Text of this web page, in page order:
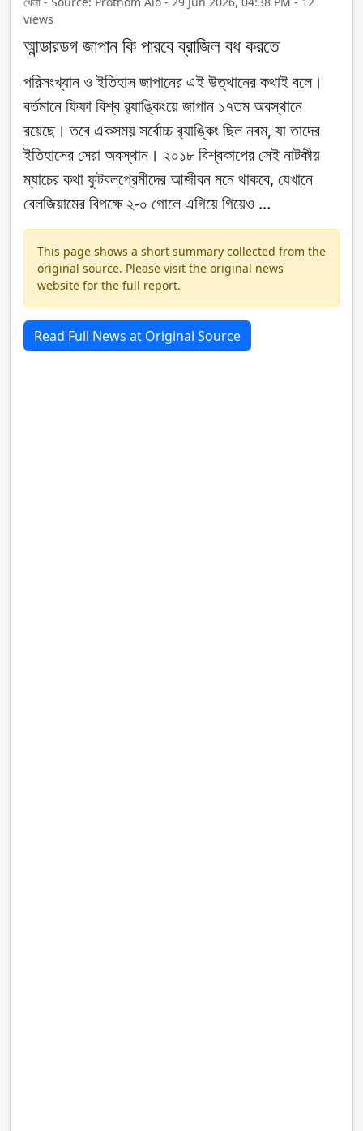
views
আন্ডারডগ জাপান কি পারবে ব্রাজিল বধ করতে
পরিসংখ্যান ও ইতিহাস জাপানের এই উত্থানের কথাই বলে।
বর্তমানে ফিফা বিশ্ব র‍্যাঙ্কিংয়ে জাপান ১৭তম অবস্থানে
রয়েছে। তবে একসময় সর্বোচ্চ র‍্যাঙ্কিং ছিল নবম, যা তাদের
ইতিহাসের সেরা অবস্থান। ২০১৮ বিশ্বকাপের সেই নাটকীয়
ম্যাচের কথা ফুটবলপ্রেমীদের আজীবন মনে থাকবে, যেখানে
বেলজিয়ামের বিপক্ষে ২-০ গোলে এগিয়ে গিয়েও ...
This page shows a short summary collected from the
original source. Please visit the original news
website for the full report.
Read Full News at Original Source